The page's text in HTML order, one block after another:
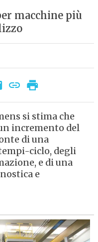
macchine più
si stima che
incremento del
di una
ciclo, degli
e di una
e